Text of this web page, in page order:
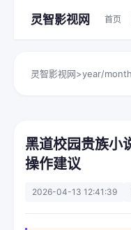
灵智影视网 首页
灵智影视网>year/month
黑道校园贵族小
操作建议
2026-04-13 12:41:39